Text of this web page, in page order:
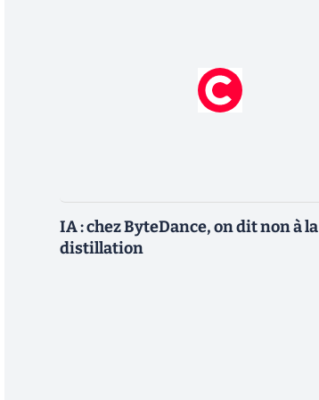
IA : chez ByteDance, on dit non à la
distillation